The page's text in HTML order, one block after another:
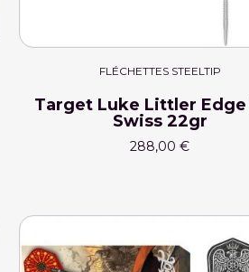
FLÉCHETTES STEELTIP
Target Luke Littler Edge
Swiss 22gr
288,00 €